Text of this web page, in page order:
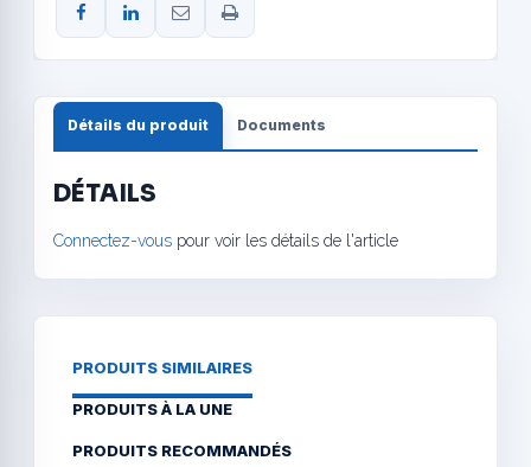
Détails du produit Documents
DÉTAILS
Connectez-vous pour voir les détails de l'article
PRODUITS SIMILAIRES
PRODUITS À LA UNE
PRODUITS RECOMMANDÉS